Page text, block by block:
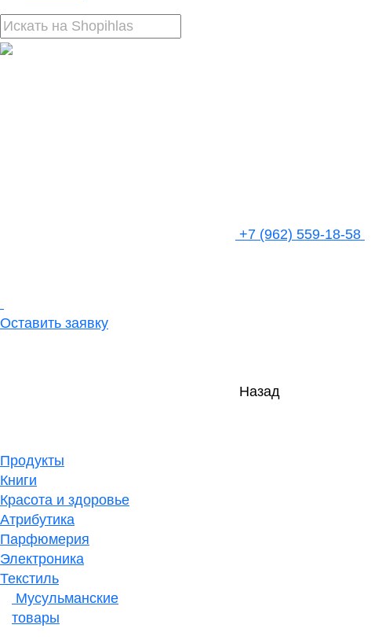
+7 (962) 559-18-58
Оставить заявку
Назад
Продукты
Книги
Красота и здоровье
Атрибутика
Парфюмерия
Электроника
Текстиль
Мусульманские
товары